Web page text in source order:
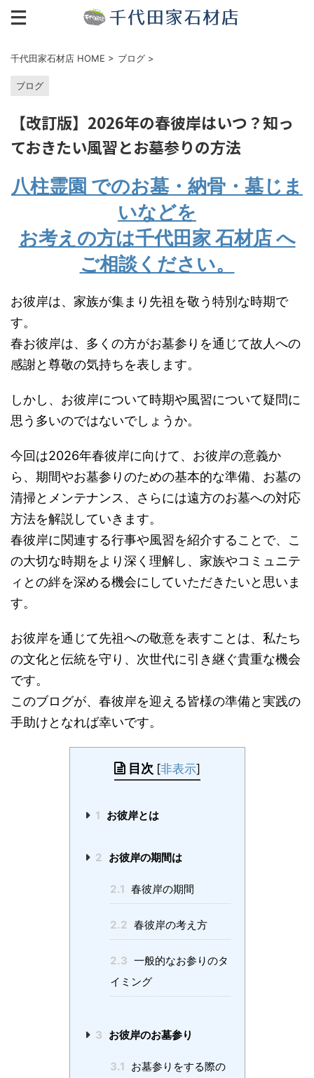
千代田家石材店 HOME > ブログ >
ブログ
【改訂版】2026年の春彼岸はいつ？知っ
ておきたい風習とお墓参りの方法
八柱霊園 でのお墓・納骨・墓じま
いなどを
お考えの方は千代田家 石材店 へ
ご相談ください。
お彼岸は、家族が集まり先祖を敬う特別な時期で
す。
春お彼岸は、多くの方がお墓参りを通じて故人への
感謝と尊敬の気持ちを表します。
しかし、お彼岸について時期や風習について疑問に
思う多いのではないでしょうか。
今回は2026年春彼岸に向けて、お彼岸の意義か
ら、期間やお墓参りのための基本的な準備、お墓の
清掃とメンテナンス、さらには遠方のお墓への対応
方法を解説していきます。
春彼岸に関連する行事や風習を紹介することで、こ
の大切な時期をより深く理解し、家族やコミュニテ
ィとの絆を深める機会にしていただきたいと思いま
す。
お彼岸を通じて先祖への敬意を表すことは、私たち
の文化と伝統を守り、次世代に引き継ぐ貴重な機会
です。
このブログが、春彼岸を迎える皆様の準備と実践の
手助けとなれば幸いです。
目次 [非表示]
1 お彼岸とは
2 お彼岸の期間は
2.1 春彼岸の期間
2.2 春彼岸の考え方
2.3 一般的なお参りのタ
イミング
3 お彼岸のお墓参り
3.1 お墓参りをする際の